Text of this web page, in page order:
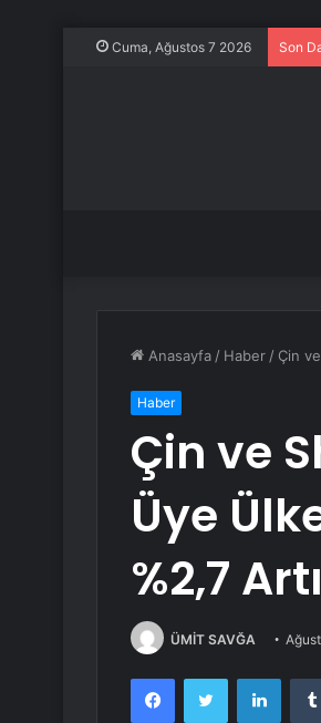
Cuma, Ağustos 7 2026 Son
Anasayfa / Haber / Çin
Haber
Çin ve
Üye
%2,7
ÜMİT SAVĞA
FacebookTwitter